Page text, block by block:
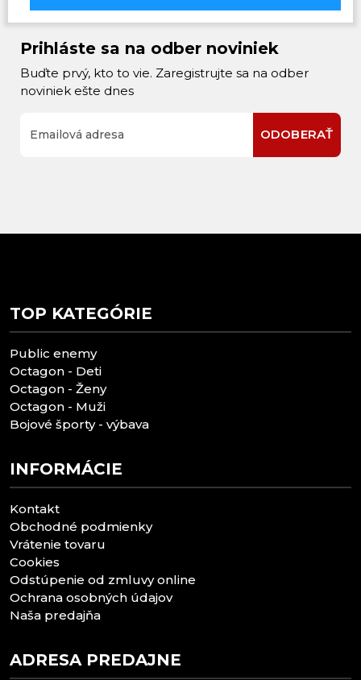
Prihláste sa na odber noviniek
Buďte prvý, kto to vie. Zaregistrujte sa na odber
noviniek ešte dnes
ODOBERAŤ
TOP KATEGÓRIE
Public enemy
Octagon - Deti
Octagon - Ženy
Octagon - Muži
Bojové športy - výbava
INFORMÁCIE
Kontakt
Obchodné podmienky
Vrátenie tovaru
Cookies
Odstúpenie od zmluvy online
Ochrana osobných údajov
Naša predajňa
ADRESA PREDAJNE